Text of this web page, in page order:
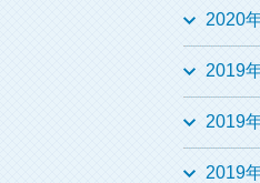
2020
2019
2019
2019